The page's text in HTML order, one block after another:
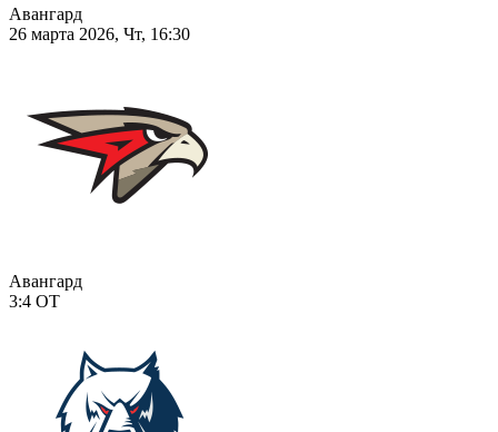
Авангард
26 марта 2026, Чт, 16:30
Авангард
3:4 ОТ